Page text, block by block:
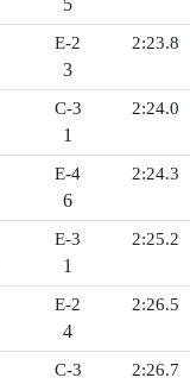
E-2
3
2:23.8
C-3
1
2:24.0
E-4
6
2:24.3
E-3
1
2:25.2
E-2
4
2:26.5
C-3 2:26.7